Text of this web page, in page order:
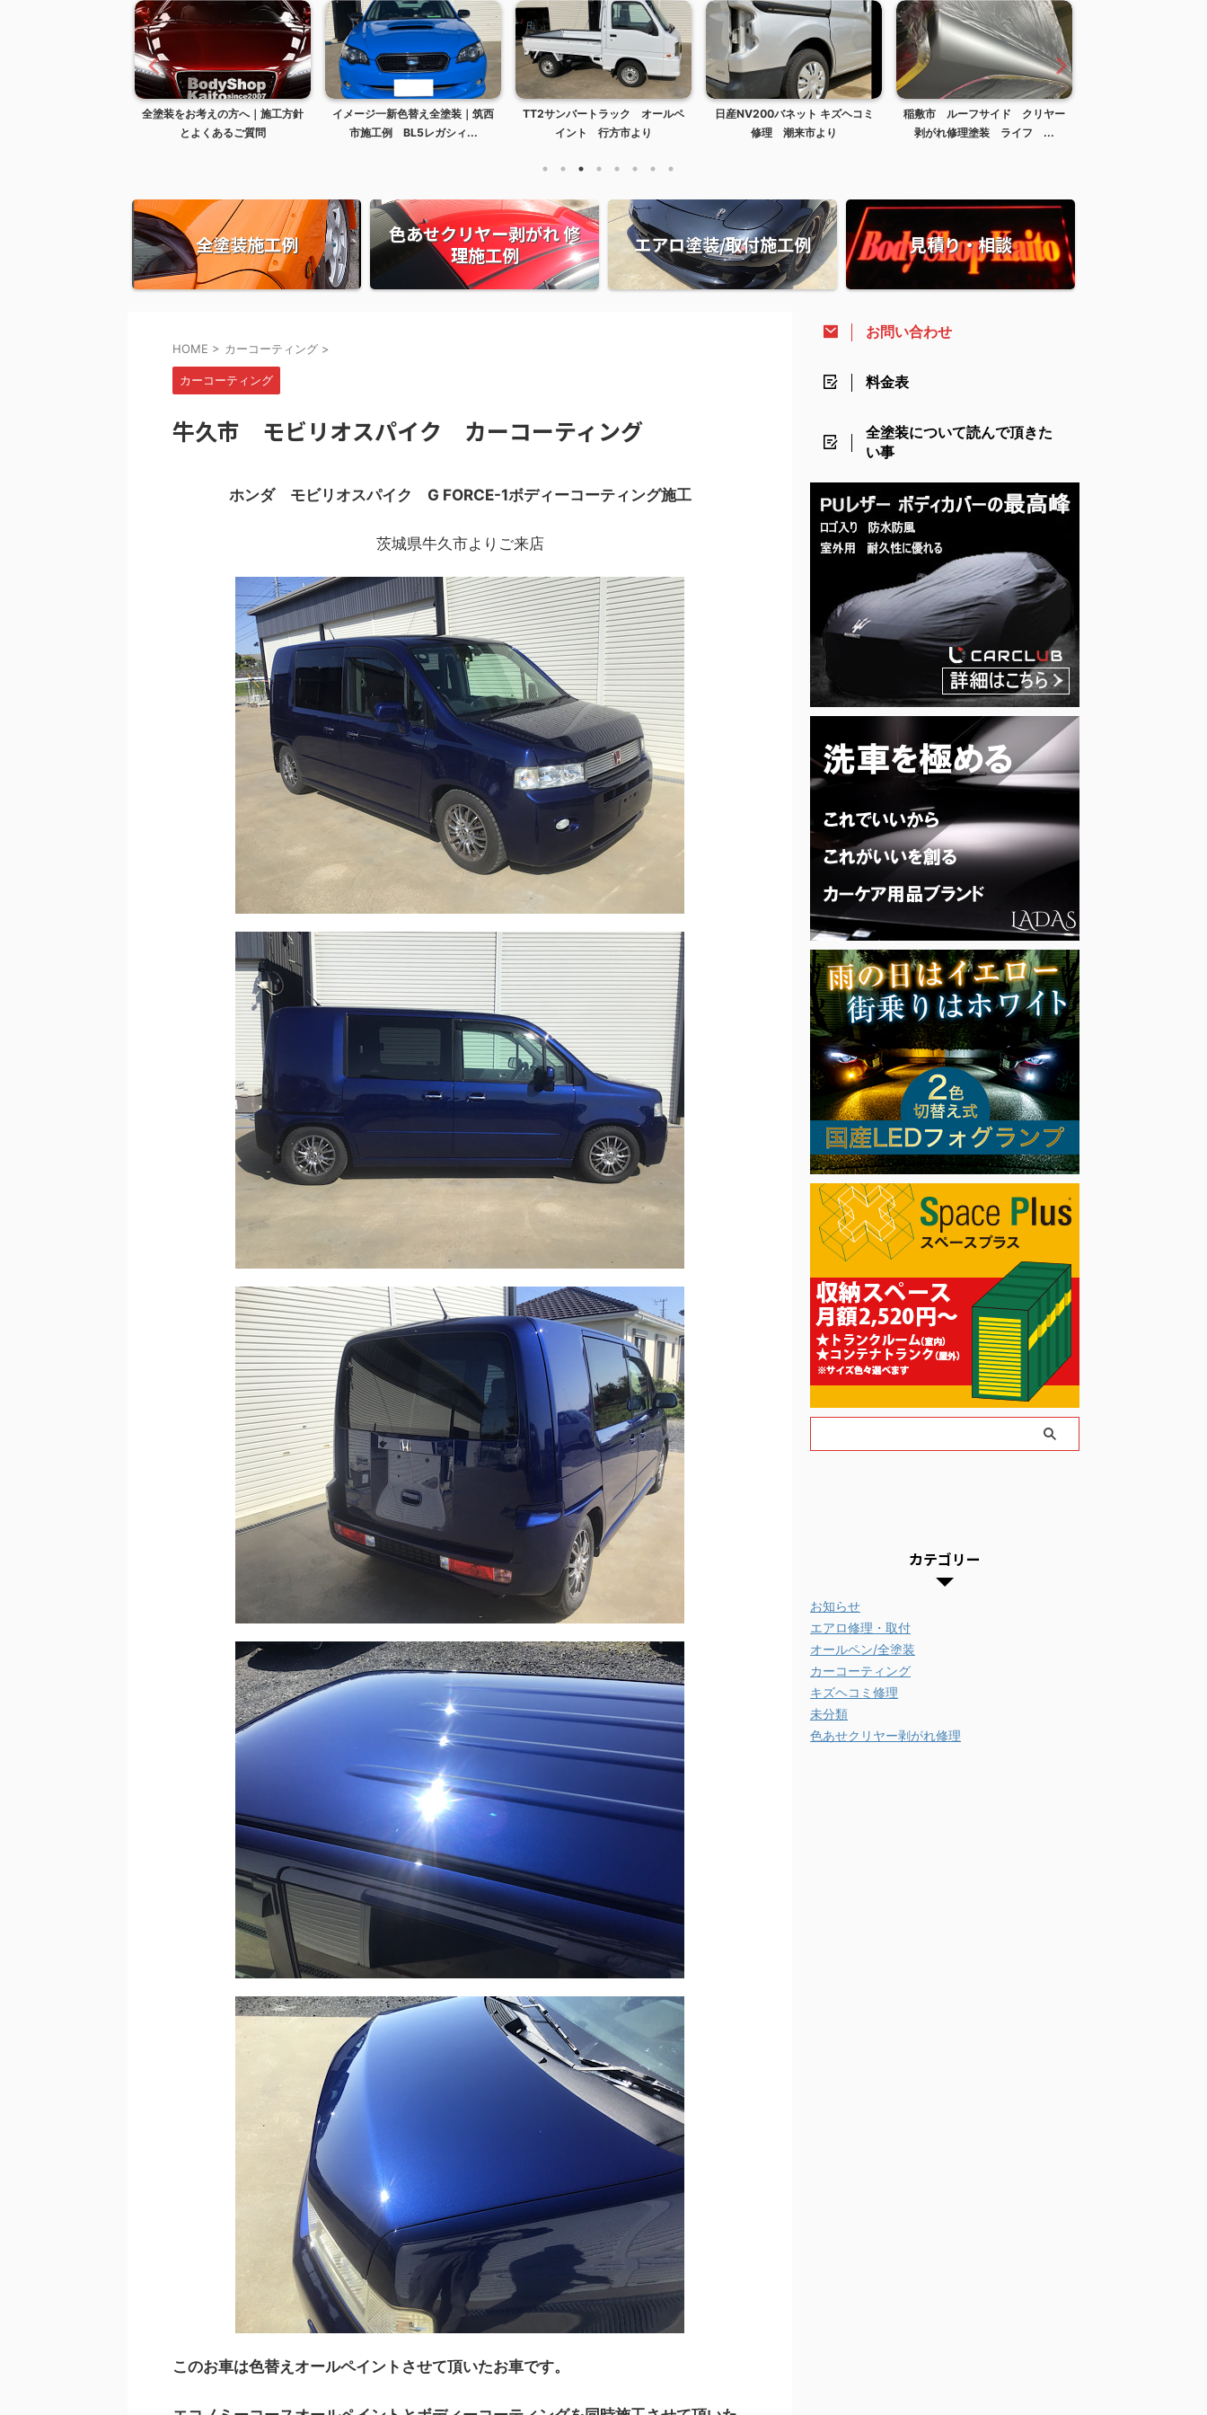
全塗装をお考えの方へ｜施工方針
とよくあるご質問
イメージ一新色替え全塗装｜筑西
市施工例 BL5レガシィ...
TT2サンバートラック オールペ
イント 行方市より
日産NV200バネット キズヘコミ
修理 潮来市より
稲敷市 ルーフサイド クリヤー
剥がれ修理塗装 ライフ ...
全塗装施工例
色あせクリヤー剥がれ 修
理施工例
エアロ塗装/取付施工例 見積り・相談
HOME > カーコーティング >
カーコーティング
牛久市 モビリオスパイク カーコーティング
ホンダ モビリオスパイク G FORCE-1ボディーコーティング施工
茨城県牛久市よりご来店
このお車は色替えオールペイントさせて頂いたお車です。
お問い合わせ
料金表
全塗装について読んで頂きた
い事
カテゴリー
お知らせ
エアロ修理・取付
オールペン/全塗装
カーコーティング
キズヘコミ修理
未分類
色あせクリヤー剥がれ修理